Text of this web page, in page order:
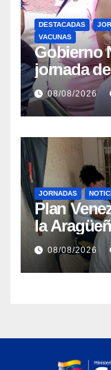
DESTACADAS
VACUNAS
Gobierno
jornada
Guaira
08/08/2026
JORNADAS
Plan
la
atención
Aragua
08/08/2026